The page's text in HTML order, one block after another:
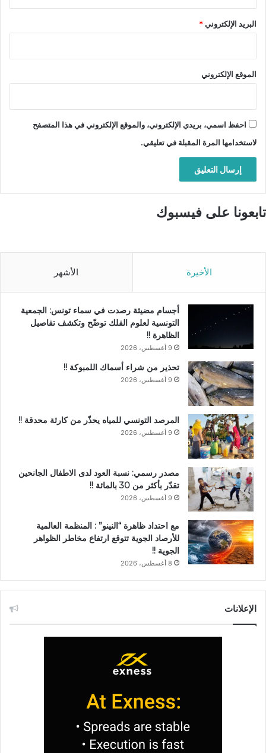
البريد الإلكتروني*
الموقع الإلكتروني
احفظ اسمي، بريدي الإلكتروني، والموقع الإلكتروني في هذا المتصفح
لاستخدامها المرة المقبلة في تعليقي.
تابعونا على فيسبوك
الأخيرة الأشهر
أجسام مضيئة رصدت في سماء تونس: الجمعية
التونسية لعلوم الفلك توضّح وتكشف تفاصيل
الظاهرة !!
9 أغسطس، 2026
تحذير من شراء أسماك اللمبوكة !!
9 أغسطس، 2026
المرصد التونسي للمياه يحذّر من كارثة محدقة !!
9 أغسطس، 2026
مصدر رسمي: نسبة العود لدى الاطفال الجانحين
تقدّر بأكثر من 30 بالمائة !!
9 أغسطس، 2026
مع احتداد ظاهرة “النينو” : المنظمة العالمية
للأرصاد الجوية تتوقع ارتفاع مخاطر الظواهر
الجوية !!
8 أغسطس، 2026
الإعلانات